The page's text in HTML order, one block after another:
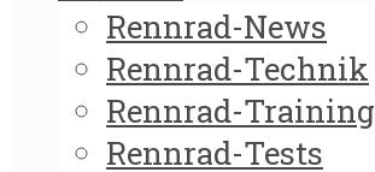
Rennrad-News
Rennrad-Technik
Rennrad-Training
Rennrad-Tests